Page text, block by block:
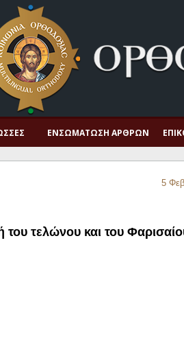
ΕΝΣΩΜΆΤΩΣΗ ΆΡΘΡΩΝ
5
του τελώνου και του